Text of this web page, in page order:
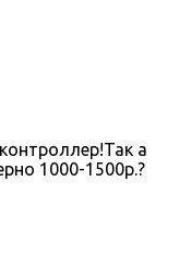
а
1000-1500р.?